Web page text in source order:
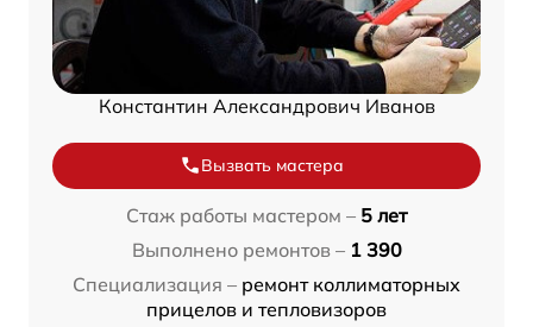
Константин Александрович Иванов
Вызвать мастера
Стаж работы мастером – 5 лет
Выполнено ремонтов – 1 390
Специализация – ремонт коллиматорных
прицелов и тепловизоров